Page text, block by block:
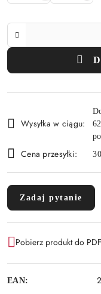
i
Wysyłka w ciągu:
Cena przesyłki:
Zadaj pytanie
Pobierz produkt do PDF
EAN: